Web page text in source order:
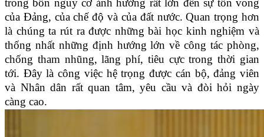
trong bốn nguy cơ ảnh hưởng rất lớn đến sự tồn vong
của Đảng, của chế độ và của đất nước. Quan trọng hơn
là chúng ta rút ra được những bài học kinh nghiệm và
thống nhất những định hướng lớn về công tác phòng,
chống tham nhũng, lãng phí, tiêu cực trong thời gian
tới. Đây là công việc hệ trọng được cán bộ, đảng viên
và Nhân dân rất quan tâm, yêu cầu và đòi hỏi ngày
càng cao.